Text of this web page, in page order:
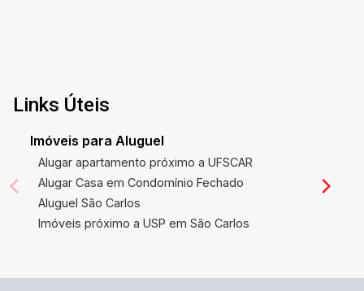
Links Úteis
Imóveis para Aluguel
Alugar apartamento próximo a UFSCAR
Alugar Casa em Condomínio Fechado
Aluguel São Carlos
Imóveis próximo a USP em São Carlos